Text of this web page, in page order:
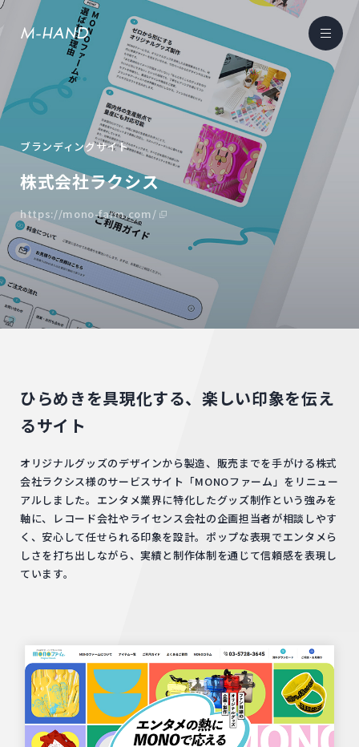
ブランディングサイト
株式会社ラクシス
https://mono-farm.com/
ひらめきを具現化する、楽しい印象を伝え
るサイト
オリジナルグッズのデザインから製造、販売までを手がける株式
会社ラクシス様のサービスサイト「MONOファーム」をリニュー
アルしました。エンタメ業界に特化したグッズ制作という強みを
軸に、レコード会社やライセンス会社の企画担当者が相談しやす
く、安心して任せられる印象を設計。ポップな表現でエンタメら
しさを打ち出しながら、実績と制作体制を通じて信頼感を表現し
ています。